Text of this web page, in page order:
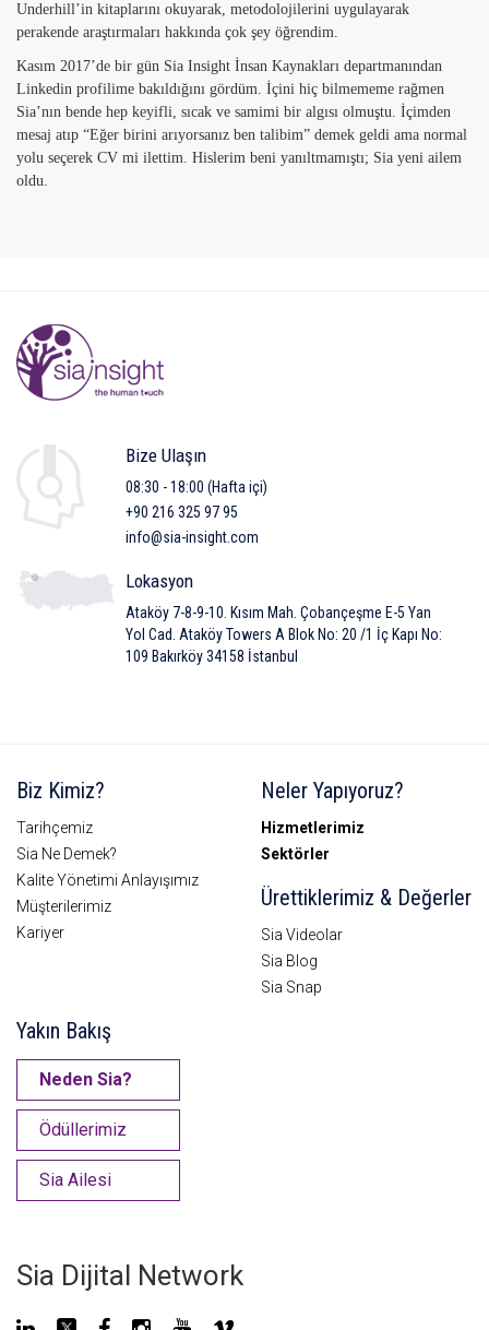
Underhill’in kitaplarını okuyarak, metodolojilerini uygulayarak
perakende araştırmaları hakkında çok şey öğrendim.
Kasım 2017’de bir gün Sia Insight İnsan Kaynakları departmanından
Linkedin profilime bakıldığını gördüm. İçini hiç bilmememe rağmen
Sia’nın bende hep keyifli, sıcak ve samimi bir algısı olmuştu. İçimden
mesaj atıp “Eğer birini arıyorsanız ben talibim” demek geldi ama normal
yolu seçerek CV mi ilettim. Hislerim beni yanıltmamıştı; Sia yeni ailem
oldu.
Bize Ulaşın
08:30 - 18:00 (Hafta içi)
+90 216 325 97 95
info@sia-insight.com
Lokasyon
Ataköy 7-8-9-10. Kısım Mah. Çobançeşme E-5 Yan
Yol Cad. Ataköy Towers A Blok No: 20 /1 İç Kapı No:
109 Bakırköy 34158 İstanbul
Biz Kimiz?
Tarihçemiz
Sia Ne Demek?
Kalite Yönetimi Anlayışımız
Müşterilerimiz
Kariyer
Neler Yapıyoruz?
Hizmetlerimiz
Sektörler
Ürettiklerimiz & Değerler
Sia Videolar
Sia Blog
Sia Snap
Yakın Bakış
Neden Sia?
Ödüllerimiz
Sia Ailesi
Sia Dijital Network